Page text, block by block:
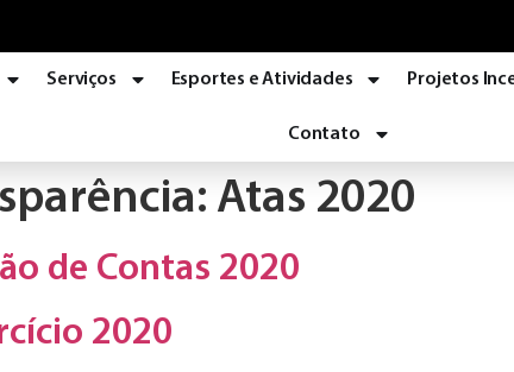
Serviços Esportes e Atividades Projetos
Contato
Atas 2020
de Contas 2020
2020